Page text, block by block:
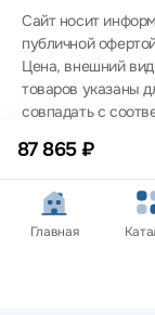
87 865 ₽
Сайт носит
публичной
Цена, внешний
товаров указаны
совпадать с
товаров -
оформлении заказа.
©
Главная